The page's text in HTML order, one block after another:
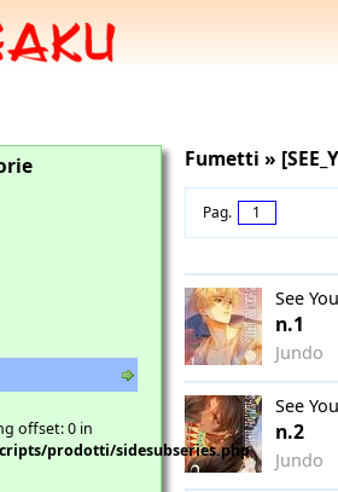
Fumetti »
Pag. 1
See
n.1
Jundo
See
n.2
Jundo
offset: 0 in
prodotti/sidesubseries.php